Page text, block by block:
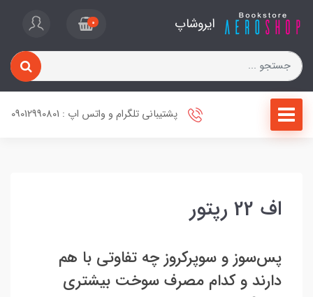
ایروشاپ 0
پشتیبانی تلگرام و واتس اپ : 09012990801
اف 22 رپتور
پس‌سوز و سوپر‌کروز چه تفاوتی با هم
دارند و کدام مصرف سوخت بیشتری